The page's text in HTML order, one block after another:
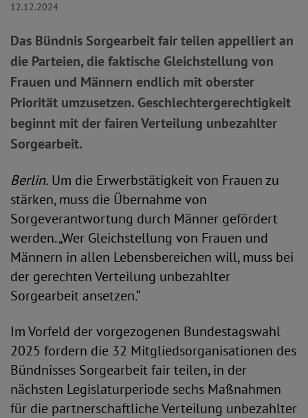
12.12.2024
Das Bündnis Sorgearbeit fair teilen appelliert an
die Parteien, die faktische Gleichstellung von
Frauen und Männern endlich mit oberster
Priorität umzusetzen. Geschlechtergerechtigkeit
beginnt mit der fairen Verteilung unbezahlter
Sorgearbeit.
Berlin. Um die Erwerbstätigkeit von Frauen zu
stärken, muss die Übernahme von
Sorgeverantwortung durch Männer gefördert
werden. „Wer Gleichstellung von Frauen und
Männern in allen Lebensbereichen will, muss bei
der gerechten Verteilung unbezahlter
Sorgearbeit ansetzen.“
Im Vorfeld der vorgezogenen Bundestagswahl
2025 fordern die 32 Mitgliedsorganisationen des
Bündnisses Sorgearbeit fair teilen, in der
nächsten Legislaturperiode sechs Maßnahmen
für die partnerschaftliche Verteilung unbezahlter